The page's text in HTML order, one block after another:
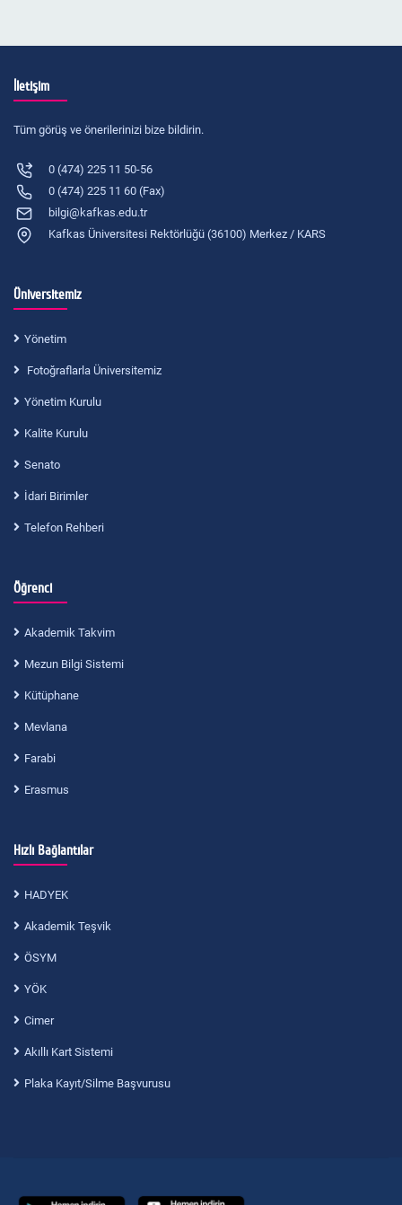
İletişim
Tüm görüş ve önerilerinizi bize bildirin.
0 (474) 225 11 50-56
0 (474) 225 11 60 (Fax)
bilgi@kafkas.edu.tr
Kafkas Üniversitesi Rektörlüğü (36100) Merkez / KARS
Üniversitemiz
Yönetim
Fotoğraflarla Üniversitemiz
Yönetim Kurulu
Kalite Kurulu
Senato
İdari Birimler
Telefon Rehberi
Öğrenci
Akademik Takvim
Mezun Bilgi Sistemi
Kütüphane
Mevlana
Farabi
Erasmus
Hızlı Bağlantılar
HADYEK
Akademik Teşvik
ÖSYM
YÖK
Cimer
Akıllı Kart Sistemi
Plaka Kayıt/Silme Başvurusu